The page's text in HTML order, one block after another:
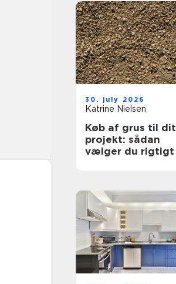
30. july 2026
Katrine Nielsen
Køb af grus til dit
projekt: sådan
vælger du rigtigt